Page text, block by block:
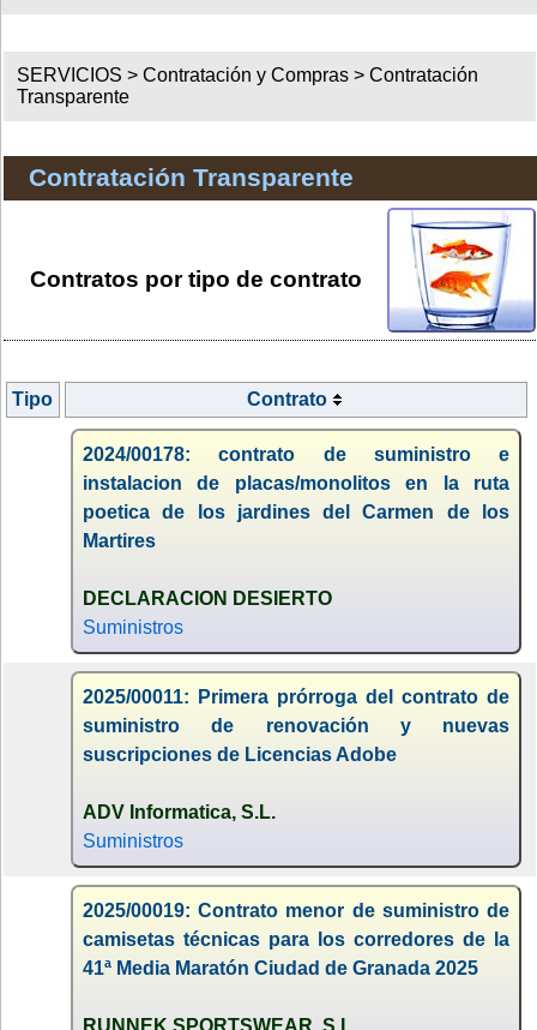
SERVICIOS >Contratación y Compras >Contratación
Transparente
Contratación Transparente
Contratos por tipo de contrato
Tipo Contrato
2024/00178: contrato de suministro e
instalacion de placas/monolitos en la ruta
poetica de los jardines del Carmen de los
Martires
DECLARACION DESIERTO
Suministros
2025/00011: Primera prórroga del contrato de
suministro de renovación y nuevas
suscripciones de Licencias Adobe
ADV Informatica, S.L.
Suministros
2025/00019: Contrato menor de suministro de
camisetas técnicas para los corredores de la
41ª Media Maratón Ciudad de Granada 2025
RUNNEK SPORTSWEAR, S.L